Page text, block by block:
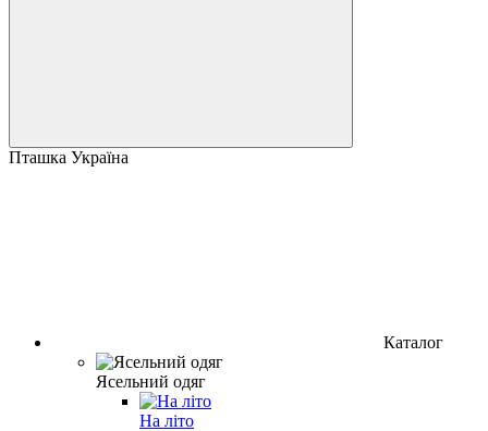
Пташка Україна
Каталог
Ясельний одяг
На літо